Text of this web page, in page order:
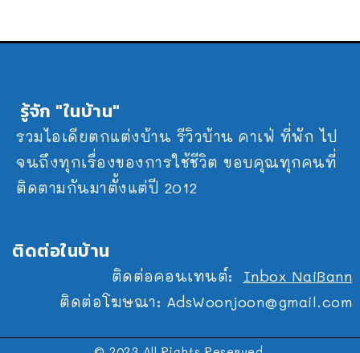
รู้จัก "ในบ้าน"
รวมไอเดียตกแต่งบ้าน รีวิวบ้าน คาเฟ่ ที่พัก ไป
จนถึงทุกเรื่องของการใช้ชีวิต ขอบคุณทุกคนที่
ติดตามกันมาตั้งแต่ปี 2012
ติดต่อในบ้าน
ติดต่อคอนเทนต์: Inbox NaiBann
ติดต่อโฆษณา: AdsWoonjoon@gmail.com